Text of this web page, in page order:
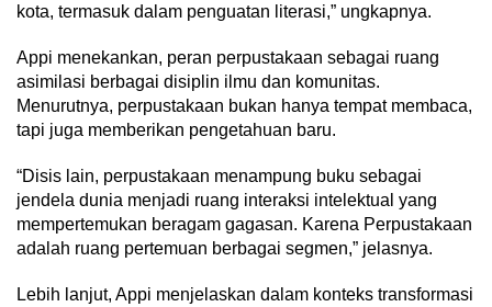
kota, termasuk dalam penguatan literasi,” ungkapnya.
Appi menekankan, peran perpustakaan sebagai ruang
asimilasi berbagai disiplin ilmu dan komunitas.
Menurutnya, perpustakaan bukan hanya tempat membaca,
tapi juga memberikan pengetahuan baru.
“Disis lain, perpustakaan menampung buku sebagai
jendela dunia menjadi ruang interaksi intelektual yang
mempertemukan beragam gagasan. Karena Perpustakaan
adalah ruang pertemuan berbagai segmen,” jelasnya.
Lebih lanjut, Appi menjelaskan dalam konteks transformasi